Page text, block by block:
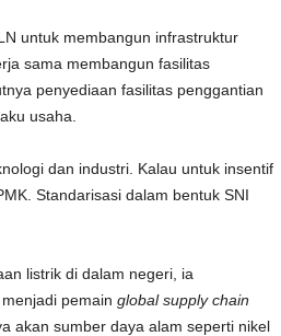
untuk membangun infrastruktur
sama membangun fasilitas
penyediaan fasilitas penggantian
usaha.
dan industri. Kalau untuk insentif
Standarisasi dalam bentuk SNI
listrik di dalam negeri, ia
pemain global supply chain
akan sumber daya alam seperti nikel